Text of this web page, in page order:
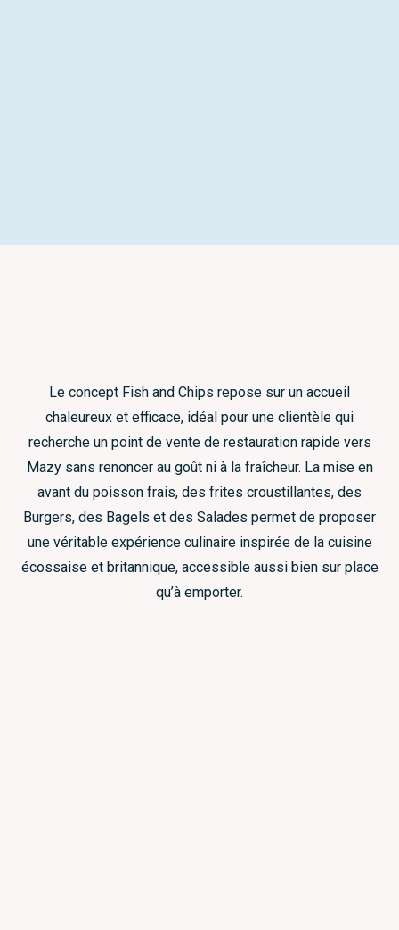
Le concept Fish and Chips repose sur un accueil
chaleureux et efficace, idéal pour une clientèle qui
recherche un point de vente de restauration rapide vers
Mazy sans renoncer au goût ni à la fraîcheur. La mise en
avant du poisson frais, des frites croustillantes, des
Burgers, des Bagels et des Salades permet de proposer
une véritable expérience culinaire inspirée de la cuisine
écossaise et britannique, accessible aussi bien sur place
qu’à emporter.